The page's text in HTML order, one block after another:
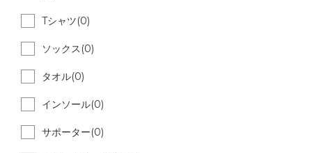
Tシャツ(0)
ソックス(0)
タオル(0)
インソール(0)
サポーター(0)